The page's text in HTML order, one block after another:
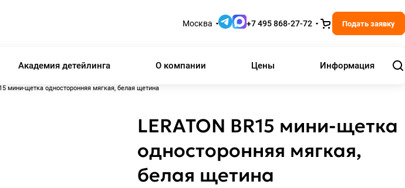
Москва +7 495 868-27-72 Подать заявку
Академия детейлинга О компании Цены Информация
мини-щетка односторонняя мягкая, белая щетина
LERATON BR15 мини-щетка
односторонняя мягкая,
белая щетина